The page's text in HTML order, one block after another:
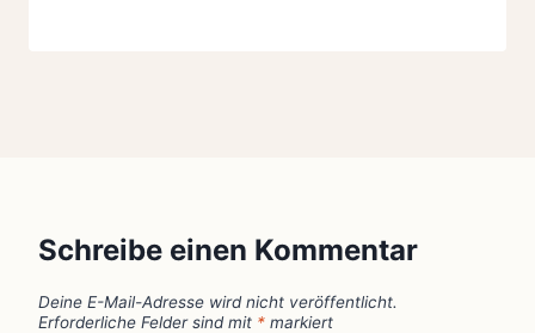
Schreibe einen Kommentar
Deine E-Mail-Adresse wird nicht veröffentlicht.
Erforderliche Felder sind mit * markiert